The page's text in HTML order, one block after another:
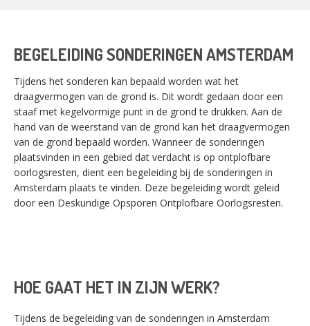
BEGELEIDING SONDERINGEN AMSTERDAM
Tijdens het sonderen kan bepaald worden wat het
draagvermogen van de grond is. Dit wordt gedaan door een
staaf met kegelvormige punt in de grond te drukken. Aan de
hand van de weerstand van de grond kan het draagvermogen
van de grond bepaald worden. Wanneer de sonderingen
plaatsvinden in een gebied dat verdacht is op ontplofbare
oorlogsresten, dient een begeleiding bij de sonderingen in
Amsterdam plaats te vinden. Deze begeleiding wordt geleid
door een Deskundige Opsporen Ontplofbare Oorlogsresten.
HOE GAAT HET IN ZIJN WERK?
Tijdens de begeleiding van de sonderingen in Amsterdam